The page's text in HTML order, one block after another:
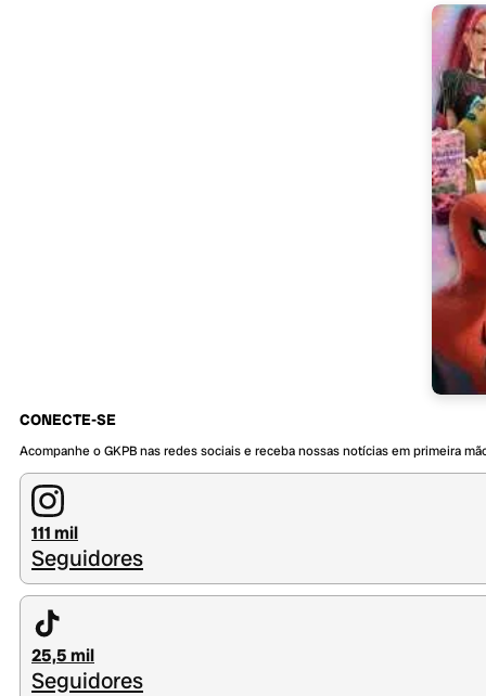
CONECTE-SE
Acompanhe o GKPB nas redes sociais e receba nossas notícias em primeira
111 mil
Seguidores
25,5 mil
Seguidores